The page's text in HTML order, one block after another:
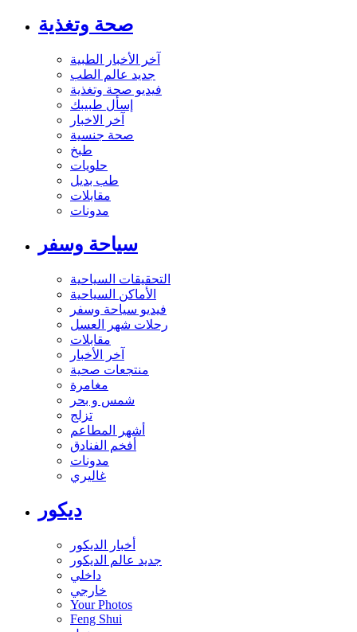
صحة وتغذية
آخر الأخبار الطبية
جديد عالم الطب
فيديو صحة وتغذية
إسأل طبيبك
آخر الاخبار
صحة جنسية
طبخ
حلويات
طب بديل
مقابلات
مدونات
سياحة وسفر
التحقيقات السياحية
الأماكن السياحية
فيديو سياحة وسفر
رحلات شهر العسل
مقابلات
آخر الأخبار
منتجعات صحية
مغامرة
شمس و بحر
تزلج
أشهر المطاعم
أفخم الفنادق
مدونات
غاليري
ديكور
أخبار الديكور
جديد عالم الديكور
داخلي
خارجي
Your Photos
Feng Shui